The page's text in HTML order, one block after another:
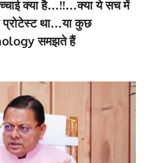
क्या है…!!…क्या ये सच में
प्रोटेस्ट था…या कुछ
समझते हैं